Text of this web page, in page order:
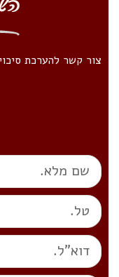
צור קשר להערכת